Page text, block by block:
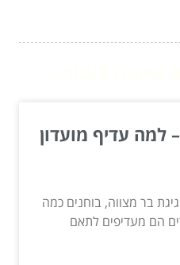
למה עדיף מועדון
בר מצווה, בוחנים כמה
הם מעדיפים לתאם